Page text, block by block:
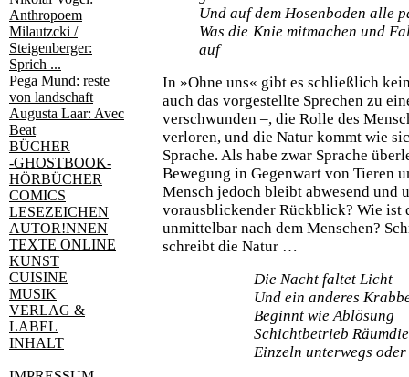
Anthropoem
Milautzcki /
Steigenberger:
Sprich ...
Pega Mund: reste
von landschaft
Augusta Laar: Avec
Beat
BÜCHER
-GHOSTBOOK-
HÖRBÜCHER
COMICS
LESEZEICHEN
AUTOR!NNEN
TEXTE ONLINE
KUNST
CUISINE
MUSIK
VERLAG &
LABEL
INHALT
Und auf dem Hosenboden alle
Was die Knie mitmachen und
auf
In »Ohne uns« gibt es schließlich
auch das vorgestellte Sprechen zu
verschwunden –, die Rolle des
verloren, und die Natur kommt wie
Sprache. Als habe zwar Sprache
Bewegung in Gegenwart von Tieren
Mensch jedoch bleibt abwesend und
vorausblickender Rückblick? Wie ist
unmittelbar nach dem Menschen?
schreibt die Natur …
Die Nacht faltet Licht
Und ein anderes
Beginnt wie Ablösung
Schichtbetrieb
Einzeln unterwegs